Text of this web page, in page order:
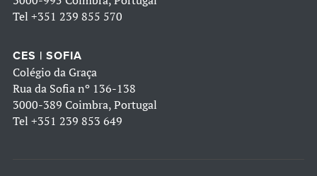
Tel +351 239 855 570
CES | SOFIA
Colégio da Graça
Rua da Sofia nº 136-138
3000-389 Coimbra, Portugal
Tel +351 239 853 649